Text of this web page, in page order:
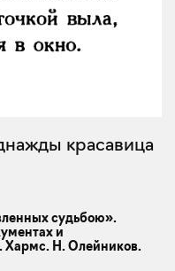
судьбою».
и
Хармс. Н. Олейников.